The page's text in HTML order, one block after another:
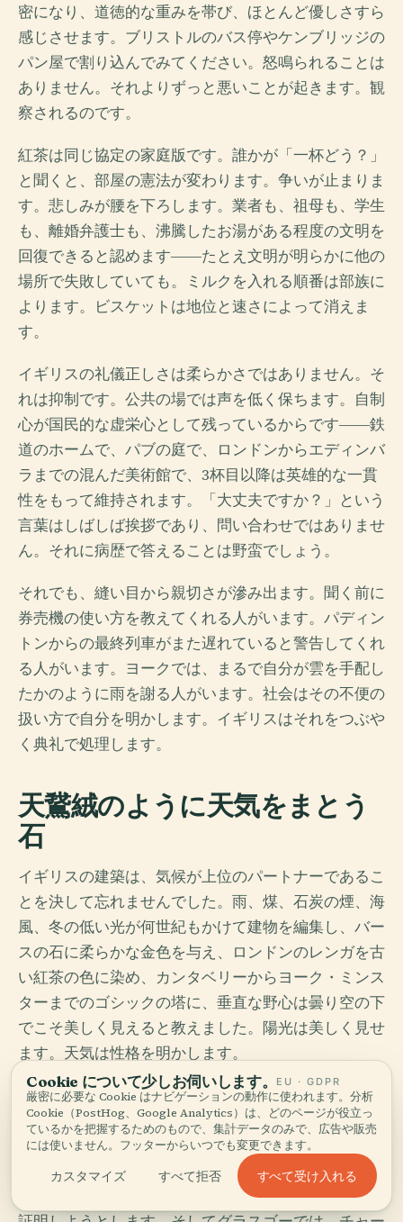
密になり、道徳的な重みを帯び、ほとんど優しさすら
感じさせます。ブリストルのバス停やケンブリッジの
パン屋で割り込んでみてください。怒鳴られることは
ありません。それよりずっと悪いことが起きます。観
察されるのです。
紅茶は同じ協定の家庭版です。誰かが「一杯どう？」
と聞くと、部屋の憲法が変わります。争いが止まりま
す。悲しみが腰を下ろします。業者も、祖母も、学生
も、離婚弁護士も、沸騰したお湯がある程度の文明を
回復できると認めます――たとえ文明が明らかに他の
場所で失敗していても。ミルクを入れる順番は部族に
よります。ビスケットは地位と速さによって消えま
す。
イギリスの礼儀正しさは柔らかさではありません。そ
れは抑制です。公共の場では声を低く保ちます。自制
心が国民的な虚栄心として残っているからです――鉄
道のホームで、パブの庭で、ロンドンからエディンバ
ラまでの混んだ美術館で、3杯目以降は英雄的な一貫
性をもって維持されます。「大丈夫ですか？」という
言葉はしばしば挨拶であり、問い合わせではありませ
ん。それに病歴で答えることは野蛮でしょう。
それでも、縫い目から親切さが滲み出ます。聞く前に
券売機の使い方を教えてくれる人がいます。パディン
トンからの最終列車がまた遅れていると警告してくれ
る人がいます。ヨークでは、まるで自分が雲を手配し
たかのように雨を謝る人がいます。社会はその不便の
扱い方で自分を明かします。イギリスはそれをつぶや
く典礼で処理します。
天鵞絨のように天気をまとう
石
イギリスの建築は、気候が上位のパートナーであるこ
とを決して忘れませんでした。雨、煤、石炭の煙、海
風、冬の低い光が何世紀もかけて建物を編集し、バー
スの石に柔らかな金色を与え、ロンドンのレンガを古
い紅茶の色に染め、カンタベリーからヨーク・ミンス
ターまでのゴシックの塔に、垂直な野心は曇り空の下
でこそ美しく見えると教えました。陽光は美しく見せ
ます。天気は性格を明かします。
この国は認めないまま対比を愛しています。ノルマン
の身廊は征服者のように足を踏ん張り、バースのジョ
ージア朝のテラスは整然とした構文で滑るように続
き、ヴィクトリア朝の鉄道ホテルは赤レンガと自信を
持って現れ、産業が装飾を宝石のように纏えることを
Cookie について少しお伺いします。 EU · GDPR
厳密に必要な Cookie はナビゲーションの動作に使われます。分析
Cookie（PostHog、Google Analytics）は、どのページが役立っ
ているかを把握するためのもので、集計データのみで、広告や販売
には使いません。フッターからいつでも変更できます。
カスタマイズ すべて拒否 すべて受け入れる